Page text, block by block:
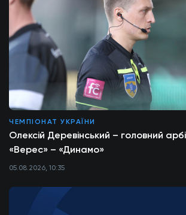
ЧЕМПІОНАТ УКРАЇНИ
Олексій Деревінський – головний
«Верес» – «Динамо»
05.08.2026, 10:35